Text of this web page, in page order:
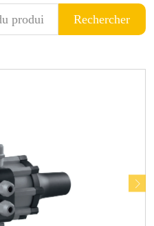
Rechercher